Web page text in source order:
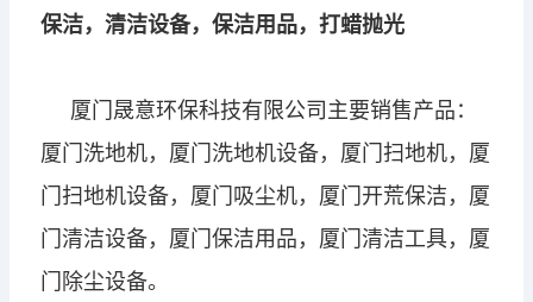
保洁，清洁设备，保洁用品，打蜡抛光
厦门晟意环保科技有限公司主要销售产品：
厦门洗地机，厦门洗地机设备，厦门扫地机，厦
门扫地机设备，厦门吸尘机，厦门开荒保洁，厦
门清洁设备，厦门保洁用品，厦门清洁工具，厦
门除尘设备。